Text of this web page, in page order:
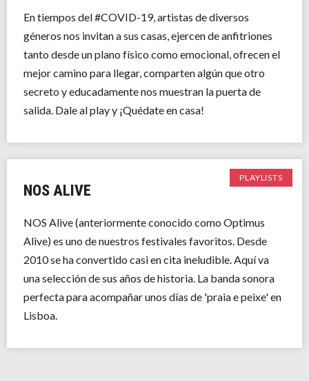
En tiempos del #COVID-19, artistas de diversos
géneros nos invitan a sus casas, ejercen de anfitriones
tanto desde un plano físico como emocional, ofrecen el
mejor camino para llegar, comparten algún que otro
secreto y educadamente nos muestran la puerta de
salida. Dale al play y ¡Quédate en casa!
PLAYLISTS
NOS ALIVE
NOS Alive (anteriormente conocido como Optimus
Alive) es uno de nuestros festivales favoritos. Desde
2010 se ha convertido casi en cita ineludible. Aquí va
una selección de sus años de historia. La banda sonora
perfecta para acompañar unos días de 'praia e peixe' en
Lisboa.